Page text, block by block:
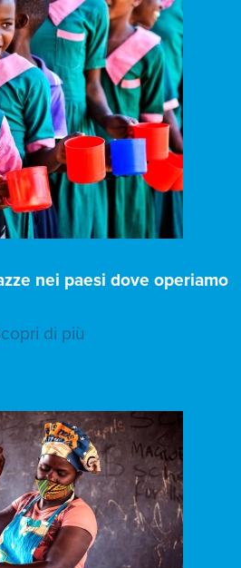
nei paesi dove operiamo
di più